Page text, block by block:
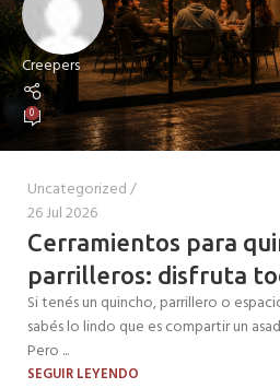
Creepers
0
Uncategorized
26 Jul 2026
Cerramientos para
parrilleros: disfruta
Si tenés un quincho, parrillero o
sabés lo lindo que es compartir un
Pero ...
SEGUIR LEYENDO